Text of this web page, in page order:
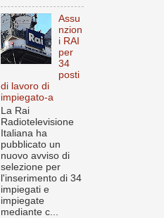
Assu
nzion
i RAI
per
34
posti
di lavoro di
impiegato-a
La Rai
Radiotelevisione
Italiana ha
pubblicato un
nuovo avviso di
selezione per
l'inserimento di 34
impiegati e
impiegate
mediante c...